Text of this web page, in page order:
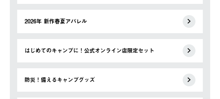
2026年 新作春夏アパレル
はじめてのキャンプに！公式オンライン店限定セット
防災！備えるキャンプグッズ